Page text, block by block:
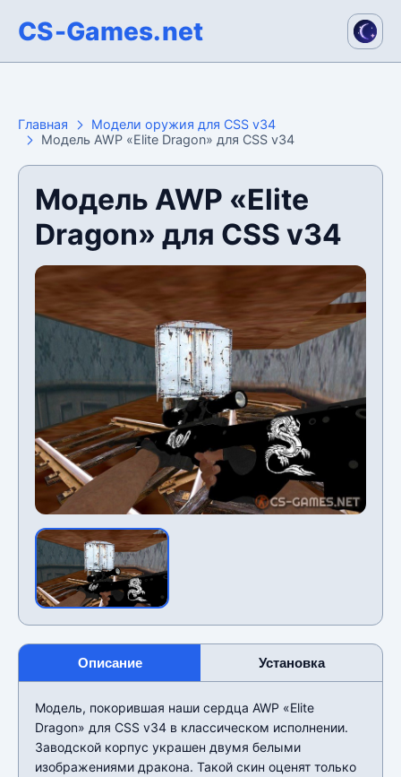
CS-Games.net
Главная
Модели оружия для CSS v34
Модель AWP «Elite Dragon» для CSS v34
Модель AWP «Elite
Dragon» для CSS v34
Описание Установка
Модель, покорившая наши сердца AWP «Elite
Dragon» для CSS v34 в классическом исполнении.
Заводской корпус украшен двумя белыми
изображениями дракона. Такой скин оценят только